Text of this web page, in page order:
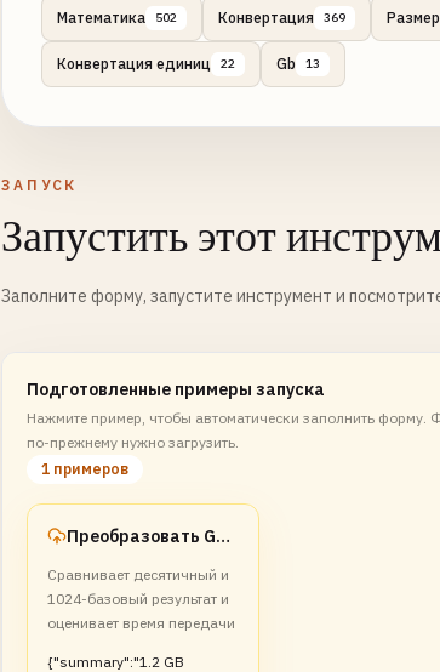
Математика 502 Конвертация 369 Размер
Конвертация единиц 22 Gb 13
ЗАПУСК
Запустить этот
Заполните форму, запустите инструмент и
Подготовленные примеры запуска
Нажмите пример, чтобы автоматически заполнить форму.
по-прежнему нужно загрузить.
1 примеров
Преобразовать GB в bits
Сравнивает десятичный и
1024-базовый результат и
оценивает время передачи
{"summary":"1.2 GB